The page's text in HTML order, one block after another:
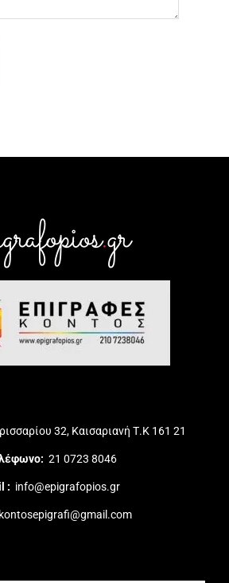
.gr
32, Καισαριανή Τ.Κ 161 21
21 0723 8046
: info@epigrafopios.gr